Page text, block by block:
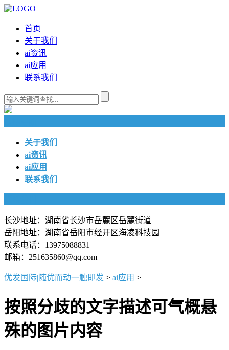
首页
关于我们
ai资讯
ai应用
联系我们
关于我们
ai资讯
ai应用
联系我们
长沙地址：湖南省长沙市岳麓区岳麓街道
岳阳地址：湖南省岳阳市经开区海凌科技园
联系电话：13975088831
邮箱：251635860@qq.com
优发国际|随优而动一触即发 > ai应用 >
按照分歧的文字描述可气概悬
殊的图片内容